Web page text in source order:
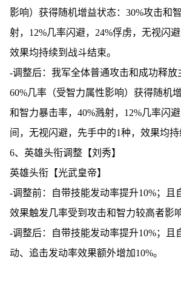
影响）获得随机增益状态：30%攻击和
射，12%几率闪避，24%俘虏，无视闪避
效果均持续到战斗结束。
-调整后：我军全体普通攻击和成功释放
60%几率（受智力属性影响）获得随机
和智力暴击率，40%溅射，12%几率闪
间，无视闪避，先手中的1种，效果均持
6、英雄头衔调整【刘秀】
英雄头衔【光武皇帝】
-调整前：自带技能发动率提升10%；且
效果触发几率受到攻击和智力较高者影响
-调整后：自带技能发动率提升10%；且
动、追击发动率效果额外增加10%。